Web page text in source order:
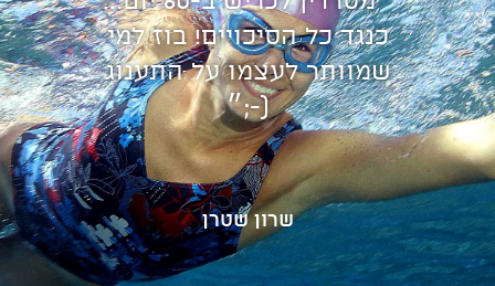
כנגד כל הסיכויים! בוז למי
שמוותר לעצמו על התענוג
(-;״
שרון שטרן